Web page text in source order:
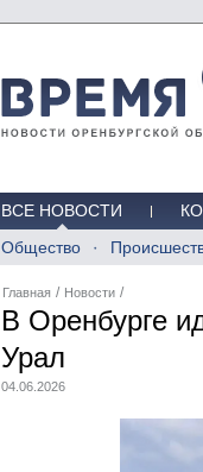
ВСЕ НОВОСТИ
Общество
Главная / Новости /
В Оренбурге
Урал
04.06.2026